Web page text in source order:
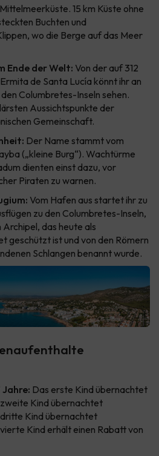
15 km Küste ohne
Buchten und
wo die Berge auf das Meer
Ende der Welt: Von der auf 312
de Santa Lucía könnt ihr an
Columbretes-Inseln sehen.
Aussichtspunkte der
Gemeinschaft.
Der Name stammt vom
(„kleine Burg“). Wachtürme
dienten einst dazu, vor
Piraten zu warnen.
Vom Hafen aus startet ihr zu
zu den Columbretes-Inseln,
Archipel, das heute als
geschützt ist und von den Römern
Schlangen benannt wurde.
Jahre: Das erste Kind übernachtet
Kind übernachtet
Kind übernachtet
Kind erhält einen Rabatt von